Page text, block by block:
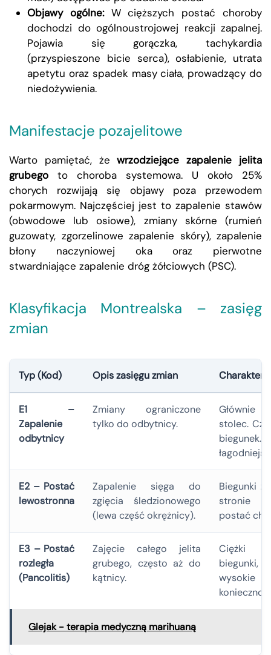
Objawy ogólne:W cięższych postać choroby
dochodzi do ogólnoustrojowej reakcji zapalnej.
Pojawia się gorączka, tachykardia
(przyspieszone bicie serca), osłabienie, utrata
apetytu oraz spadek masy ciała, prowadzący do
niedożywienia.
Manifestacje pozajelitowe
Warto pamiętać, żewrzodziejące zapalenie jelita
grubego to choroba systemowa. U około 25%
chorych rozwijają się objawy poza przewodem
pokarmowym. Najczęściej jest to zapalenie stawów
(obwodowe lub osiowe), zmiany skórne (rumień
guzowaty, zgorzelinowe zapalenie skóry), zapalenie
błony naczyniowej oka oraz pierwotne
stwardniające zapalenie dróg żółciowych (PSC).
Klasyfikacja Montrealska – zasięg
zmian
Typ (Kod) Opis zasięgu zmian
E1 –
Zapalenie
odbytnicy
Zmiany ograniczone
tylko do odbytnicy.
Głównie
stolec.
biegunek.
E2 – Postać
lewostronna
Zapalenie sięga do
zgięcia śledzionowego
(lewa część okrężnicy).
Biegunki
stronie
postać
E3 – Postać
rozległa
(Pancolitis)
Zajęcie całego jelita
grubego, często aż do
kątnicy.
Ciężki
wysokie
Glejak - terapia medyczną marihuaną